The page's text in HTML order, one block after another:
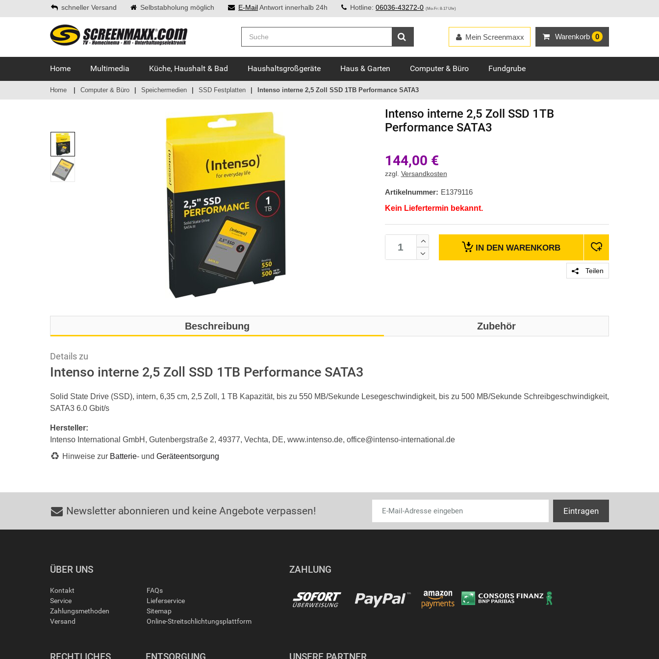
schneller Versand Selbstabholung möglich E-MailAntwort innerhalb 24h Hotline: 06036-43272-0 (Mo-Fr: 8-17 Uhr)
Warenkorb 0
Mein Screenmaxx
Home Multimedia Küche, Haushalt & Bad Haushaltsgroßgeräte Haus & Garten Computer & Büro Fundgrube
Home Computer & Büro Speichermedien SSD Festplatten Intenso interne 2,5 Zoll SSD 1TB Performance SATA3
Intenso interne 2,5 Zoll SSD 1TB
Performance SATA3
144,00 €
zzgl. Versandkosten
Artikelnummer: E1379116
Kein Liefertermin bekannt.
IN DEN WARENKORB
Teilen
Beschreibung Zubehör
Details zu
Intenso interne 2,5 Zoll SSD 1TB Performance SATA3
Solid State Drive (SSD), intern, 6,35 cm, 2,5 Zoll, 1 TB Kapazität, bis zu 550 MB/Sekunde Lesegeschwindigkeit, bis zu 500 MB/Sekunde Schreibgeschwindigkeit,
SATA3 6.0 Gbit/s
Hersteller:
Intenso International GmbH, Gutenbergstraße 2, 49377, Vechta, DE, www.intenso.de, office@intenso-international.de
Hinweise zur Batterie- und Geräteentsorgung
Newsletter abonnieren und keine Angebote verpassen!
ÜBER UNS
Kontakt
Service
Zahlungsmethoden
Versand
FAQs
Lieferservice
Sitemap
Online-Streitschlichtungsplattform
ZAHLUNG